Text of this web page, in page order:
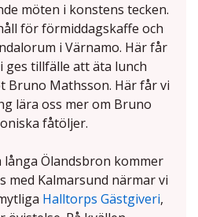
möten i konstens tecken.
för förmiddagskaffe och
i Värnamo. Här får
ges tillfälle att äta lunch
Bruno Mathsson. Här får vi
lära oss mer om Bruno
fåtöljer.
långa Ölandsbron kommer
med Kalmarsund närmar vi
Halltorps Gästgiveri,